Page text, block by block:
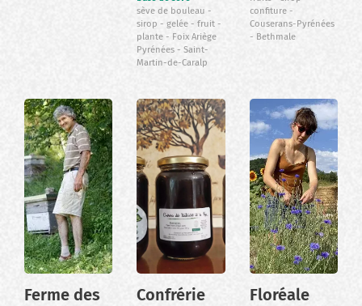
sève de bouleau
sirop
gelée
fruit
plante
Foix Ariège
Pyrénées
Saint-
Martin-de-Caralp
confiture
Couserans-Pyrénées
Bethmale
Ferme des
Confrérie
Floréale